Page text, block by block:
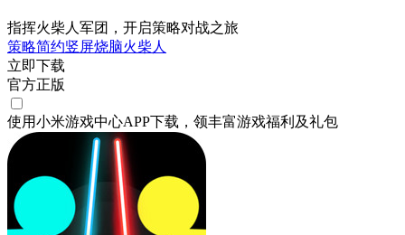
指挥火柴人军团，开启策略对战之旅
策略简约竖屏烧脑火柴人
立即下载
官方正版
使用小米游戏中心APP下载 ，领丰富游戏福利 及礼包